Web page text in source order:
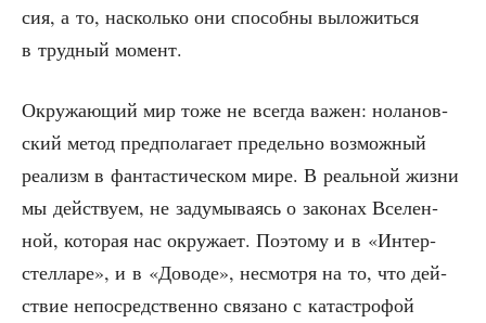
сия, а то, насколь­ко они спо­соб­ны выло­жить­ся
в труд­ный момент.
Окру­жа­ю­щий мир тоже не все­гда важен: нола­нов­
ский метод пред­по­ла­га­ет пре­дель­но воз­мож­ный
реа­лизм в фан­та­сти­че­ском мире. В реаль­ной жиз­ни
мы дей­ству­ем, не заду­мы­ва­ясь о зако­нах Все­лен­
ной, кото­рая нас окру­жа­ет. Поэто­му и в «Интер­
стел­ла­ре», и в «Дово­де», несмот­ря на то, что дей­
ствие непо­сред­ствен­но свя­за­но с ката­стро­фой